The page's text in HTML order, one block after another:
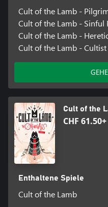
Cult of the Lamb -
Cult of the Lamb - Sinful
Cult of the Lamb -
Cult of the Lamb - Cultist
Cult of the
CHF 61.50+
Enthaltene Spiele
Cult of the Lamb